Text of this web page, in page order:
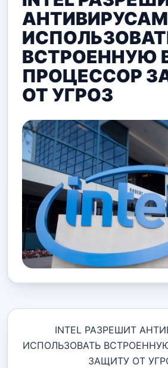
АНТИВИРУСАМ
ВСТРОЕННУЮ
ПРОЦЕССОР
ОТ УГРОЗ
INTEL РАЗРЕШИТ
ИСПОЛЬЗОВАТЬ
ЗАЩИТУ ОТ